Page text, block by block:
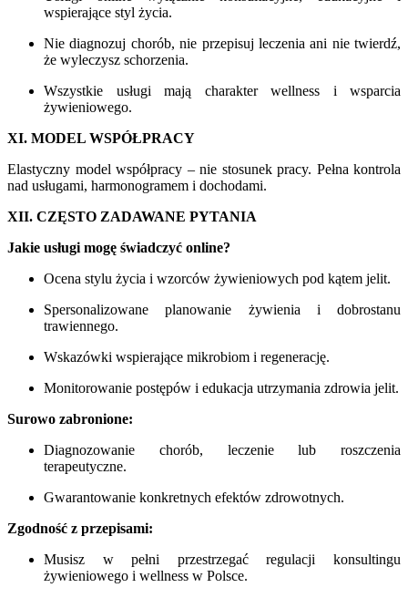
wspierające styl życia.
Nie diagnozuj chorób, nie przepisuj leczenia ani nie twierdź,
że wyleczysz schorzenia.
Wszystkie usługi mają charakter wellness i wsparcia
żywieniowego.
XI. MODEL WSPÓŁPRACY
Elastyczny model współpracy – nie stosunek pracy. Pełna kontrola
nad usługami, harmonogramem i dochodami.
XII. CZĘSTO ZADAWANE PYTANIA
Jakie usługi mogę świadczyć online?
Ocena stylu życia i wzorców żywieniowych pod kątem jelit.
Spersonalizowane planowanie żywienia i dobrostanu
trawiennego.
Wskazówki wspierające mikrobiom i regenerację.
Monitorowanie postępów i edukacja utrzymania zdrowia jelit.
Surowo zabronione:
Diagnozowanie chorób, leczenie lub roszczenia
terapeutyczne.
Gwarantowanie konkretnych efektów zdrowotnych.
Zgodność z przepisami:
Musisz w pełni przestrzegać regulacji konsultingu
żywieniowego i wellness w Polsce.